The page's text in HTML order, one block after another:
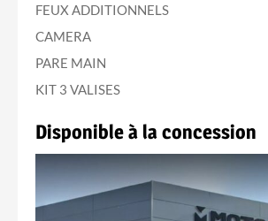
FEUX ADDITIONNELS
CAMERA
PARE MAIN
KIT 3 VALISES
Disponible à la concession